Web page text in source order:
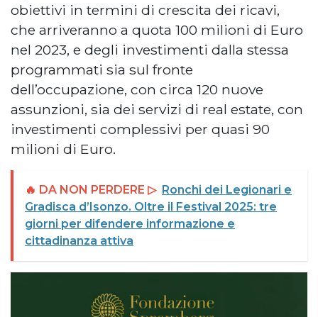
obiettivi in termini di crescita dei ricavi,
che arriveranno a quota 100 milioni di Euro
nel 2023, e degli investimenti dalla stessa
programmati sia sul fronte
dell’occupazione, con circa 120 nuove
assunzioni, sia dei servizi di real estate, con
investimenti complessivi per quasi 90
milioni di Euro.
🔥 DA NON PERDERE ▷ Ronchi dei Legionari e
Gradisca d’Isonzo. Oltre il Festival 2025: tre
giorni per difendere informazione e
cittadinanza attiva